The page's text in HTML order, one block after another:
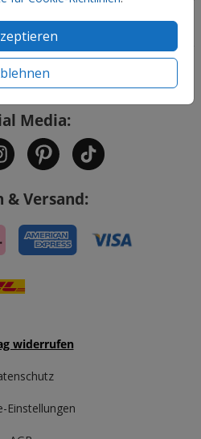
Media:
& Versand:
widerrufen
Einstellungen